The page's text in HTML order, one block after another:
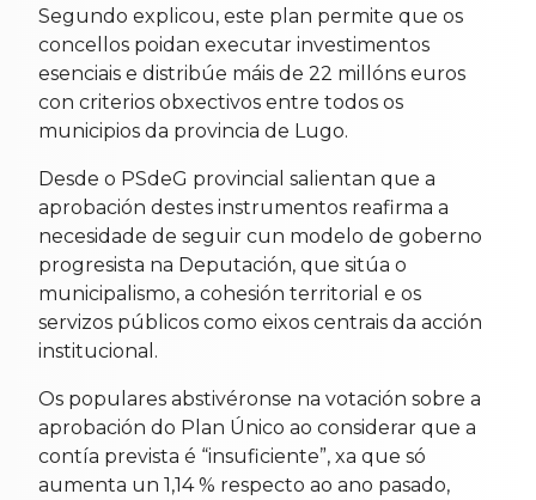
Segundo explicou, este plan permite que os
concellos poidan executar investimentos
esenciais e distribúe máis de 22 millóns euros
con criterios obxectivos entre todos os
municipios da provincia de Lugo.
Desde o PSdeG provincial salientan que a
aprobación destes instrumentos reafirma a
necesidade de seguir cun modelo de goberno
progresista na Deputación, que sitúa o
municipalismo, a cohesión territorial e os
servizos públicos como eixos centrais da acción
institucional.
Os populares abstivéronse na votación sobre a
aprobación do Plan Único ao considerar que a
contía prevista é “insuficiente”, xa que só
aumenta un 1,14 % respecto ao ano pasado,